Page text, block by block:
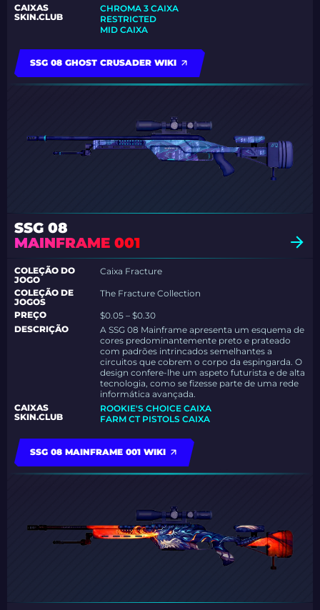
CAIXAS
SKIN.CLUB
CHROMA 3 CAIXA
RESTRICTED
MID CAIXA
SSG 08 GHOST CRUSADER WIKI
SSG 08
MAINFRAME 001
COLEÇÃO DO
JOGO
Caixa Fracture
COLEÇÃO DE
JOGOS
The Fracture Collection
PREÇO
$0.05 – $0.30
DESCRIÇÃO
A SSG 08 Mainframe apresenta um esquema de
cores predominantemente preto e prateado
com padrões intrincados semelhantes a
circuitos que cobrem o corpo da espingarda. O
design confere-lhe um aspeto futurista e de alta
tecnologia, como se fizesse parte de uma rede
informática avançada.
CAIXAS
SKIN.CLUB
ROOKIE'S CHOICE CAIXA
FARM CT PISTOLS CAIXA
SSG 08 MAINFRAME 001 WIKI